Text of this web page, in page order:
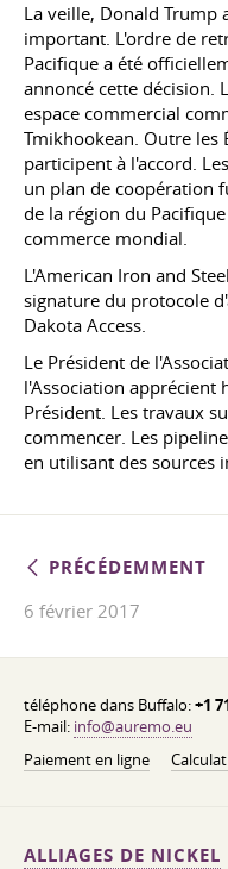
La veille, Donald Trump
important. L'ordre de
Pacifique a été
annoncé cette décision.
espace commercial
Tmikhookean. Outre les
participent à l'accord.
un plan de coopération
de la région du
commerce mondial.
L'American Iron and
signature du protocole
Dakota Access.
Le Président de
l'Association apprécient
Président. Les travaux
commencer. Les
en utilisant des sources
PRÉCÉDEMMENT
6 février 2017
téléphone dans Buffalo:+1
E-mail: info@auremo.eu
Paiement en ligne
ALLIAGES DE NICKEL